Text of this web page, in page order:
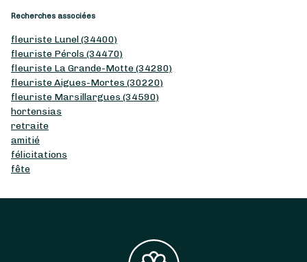
Recherches associées
fleuriste Lunel (34400)
fleuriste Pérols (34470)
fleuriste La Grande-Motte (34280)
fleuriste Aigues-Mortes (30220)
fleuriste Marsillargues (34590)
hortensias
retraite
amitié
félicitations
fête